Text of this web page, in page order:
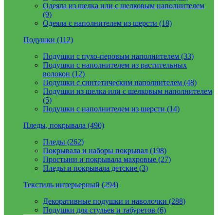
Одеяла из шелка или с шелковым наполнителем
(9)
Одеяла с наполнителем из шерсти (18)
Подушки (112)
Подушки с пухо-перовым наполнителем (33)
Подушки с наполнителем из растительных
волокон (12)
Подушки с синтетическим наполнителем (48)
Подушки из шелка или с шелковым наполнителем
(5)
Подушки с наполнителем из шерсти (14)
Пледы, покрывала (490)
Пледы (262)
Покрывала и наборы покрывал (198)
Простыни и покрывала махровые (27)
Пледы и покрывала детские (3)
Текстиль интерьерный (294)
Декоративные подушки и наволочки (288)
Подушки для стульев и табуретов (6)